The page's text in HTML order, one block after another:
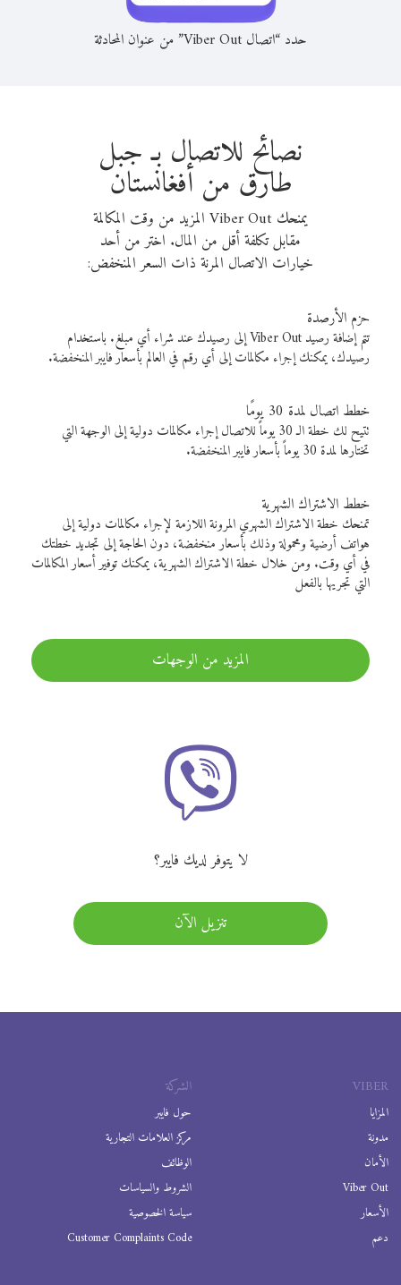
حدد “اتصال Viber Out” من عنوان المحادثة
نصائح للاتصال بـ جبل
طارق من أفغانستان
يمنحك Viber Out المزيد من وقت المكالمة
مقابل تكلفة أقل من المال. اختر من أحد
خيارات الاتصال المرنة ذات السعر المنخفض:
حزم الأرصدة
تتم إضافة رصيد Viber Out إلى رصيدك عند شراء أي مبلغ. باستخدام
رصيدك، يمكنك إجراء مكالمات إلى أي رقم في العالم بأسعار فايبر المنخفضة.
خطط اتصال لمدة 30 يومًا
تتيح لك خطة الـ 30 يوماً للاتصال إجراء مكالمات دولية إلى الوجهة التي
تختارها لمدة 30 يوماً بأسعار فايبر المنخفضة.
خطط الاشتراك الشهرية
تمنحك خطة الاشتراك الشهري المرونة اللازمة لإجراء مكالمات دولية إلى
هواتف أرضية ومحمولة وذلك بأسعار منخفضة، دون الحاجة إلى تجديد خطتك
في أي وقت. ومن خلال خطة الاشتراك الشهرية، يمكنك توفير أسعار المكالمات
التي تجريها بالفعل
المزيد من الوجهات
لا يتوفر لديك فايبر؟
تنزيل الآن
VIBER
المزايا
مدونة
الأمان
Viber Out
الأسعار
دعم
الشركة
حول فايبر
مركز العلامات التجارية
الوظائف
الشروط والسياسات
سياسة الخصوصية
Customer Complaints Code